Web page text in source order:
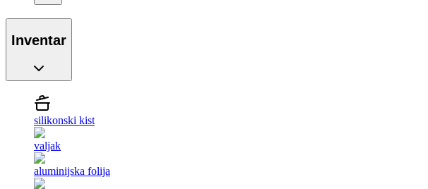
Inventar
silikonski kist
valjak
aluminijska folija